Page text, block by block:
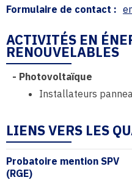
Formulaire de contact :
ACTIVITÉS EN
RENOUVELABLES
- Photovoltaïque
Installateurs
LIENS VERS LES
Probatoire mention SPV
(RGE)